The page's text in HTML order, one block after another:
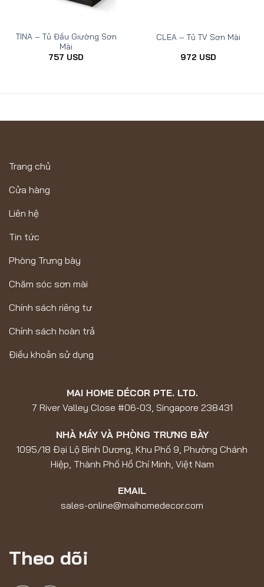
TINA – Tủ Đầu Giường Sơn
Mài
757 USD
CLEA – Tủ TV Sơn Mài
972 USD
Trang chủ
Cửa hàng
Liên hệ
Tin tức
Phòng Trưng bày
Chăm sóc sơn mài
Chính sách riêng tư
Chính sách hoàn trả
Điều khoản sử dụng
MAI HOME DÉCOR PTE. LTD.
7 River Valley Close #06-03, Singapore 238431
NHÀ MÁY VÀ PHÒNG TRƯNG BÀY
1095/18 Đại Lộ Bình Dương, Khu Phố 9, Phường Chánh
Hiệp, Thành Phố Hồ Chí Minh, Việt Nam
EMAIL
sales-online@maihomedecor.com
Theo dõi